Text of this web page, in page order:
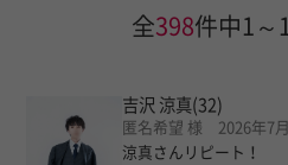
全398件中1～
吉沢 涼真(32)
匿名希望 様 2026年7
涼真さんリピート！